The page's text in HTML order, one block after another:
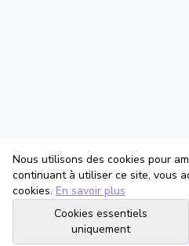
Nous utilisons des cookies pour
continuant à utiliser ce site, vous
cookies. En savoir plus
Cookies essentiels
uniquement